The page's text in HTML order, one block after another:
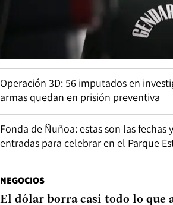
Operación 3D: 56 imputados en
armas quedan en prisión preventiva
Fonda de Ñuñoa: estas son las fechas
entradas para celebrar en el Parque
NEGOCIOS
El dólar borra casi todo lo que